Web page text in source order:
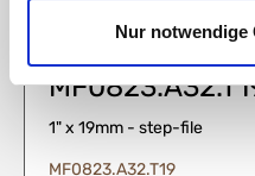
Nur notwendige
1" x 19mm - step-file
MF0823.A32.T19